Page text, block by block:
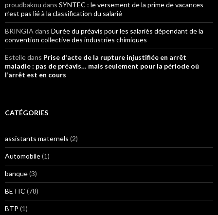
proudbakou dans SYNTEC : le versement de la prime de vacances
n’est pas lié à la classification du salarié
BRINGIA dans Durée du préavis pour les salariés dépendant de la
convention collective des industries chimiques
Estelledans Prise d’acte de la rupture injustifiée en arrêt
maladie : pas de préavis… mais seulement pour la période où
l’arrêt est en cours
CATÉGORIES
assistants maternels (2)
Automobile(1)
banque(3)
BETIC (78)
BTP (1)